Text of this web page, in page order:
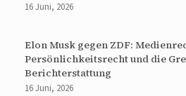
16 Juni, 2026
Elon Musk gegen ZDF:
Persönlichkeitsrecht und die
Berichterstattung
16 Juni, 2026